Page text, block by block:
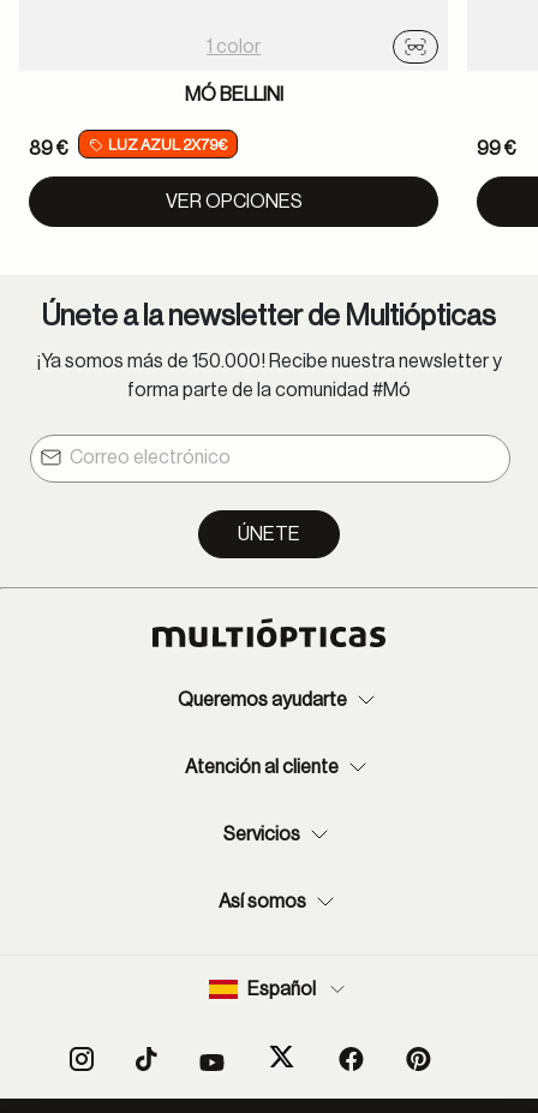
1 color
Probador
MÓ BELLINI
89 € LUZ AZUL 2X79€
VER OPCIONES
99 €
Únete a la newsletter de Multiópticas
¡Ya somos más de 150.000! Recibe nuestra newsletter y
forma parte de la comunidad #Mó
ÚNETE
Queremos ayudarte
Atención al cliente
Servicios
Así somos
Español